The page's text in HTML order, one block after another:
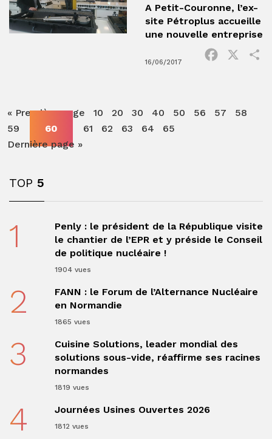
A Petit-Couronne, l’ex-
site Pétroplus accueille
une nouvelle entreprise
16/06/2017
Facebook
« Première page 10 20 30 40 50 56 57
58
59
60 61 62 63 64
65
Dernière page »
TOP 5
1
Penly : le président de la République visite
le chantier de l’EPR et y préside le Conseil
de politique nucléaire !
1904 vues
2
FANN : le Forum de l’Alternance Nucléaire
en Normandie
1865 vues
3
Cuisine Solutions, leader mondial des
solutions sous-vide, réaffirme ses racines
normandes
1819 vues
4 Journées Usines Ouvertes 2026
1812 vues